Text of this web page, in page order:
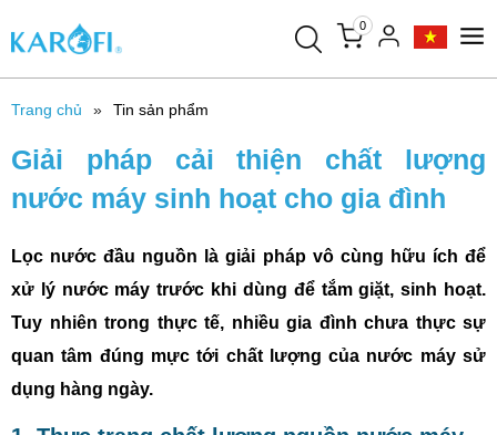
0
Trang chủ Tin sản phẩm
Giải pháp cải thiện chất lượng
nước máy sinh hoạt cho gia đình
Lọc nước đầu nguồn là giải pháp vô cùng hữu ích để
xử lý nước máy trước khi dùng để tắm giặt, sinh hoạt.
Tuy nhiên trong thực tế, nhiều gia đình chưa thực sự
quan tâm đúng mực tới chất lượng của nước máy sử
dụng hàng ngày.